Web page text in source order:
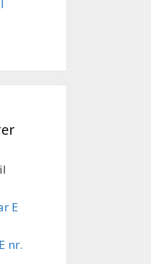
E
nr.